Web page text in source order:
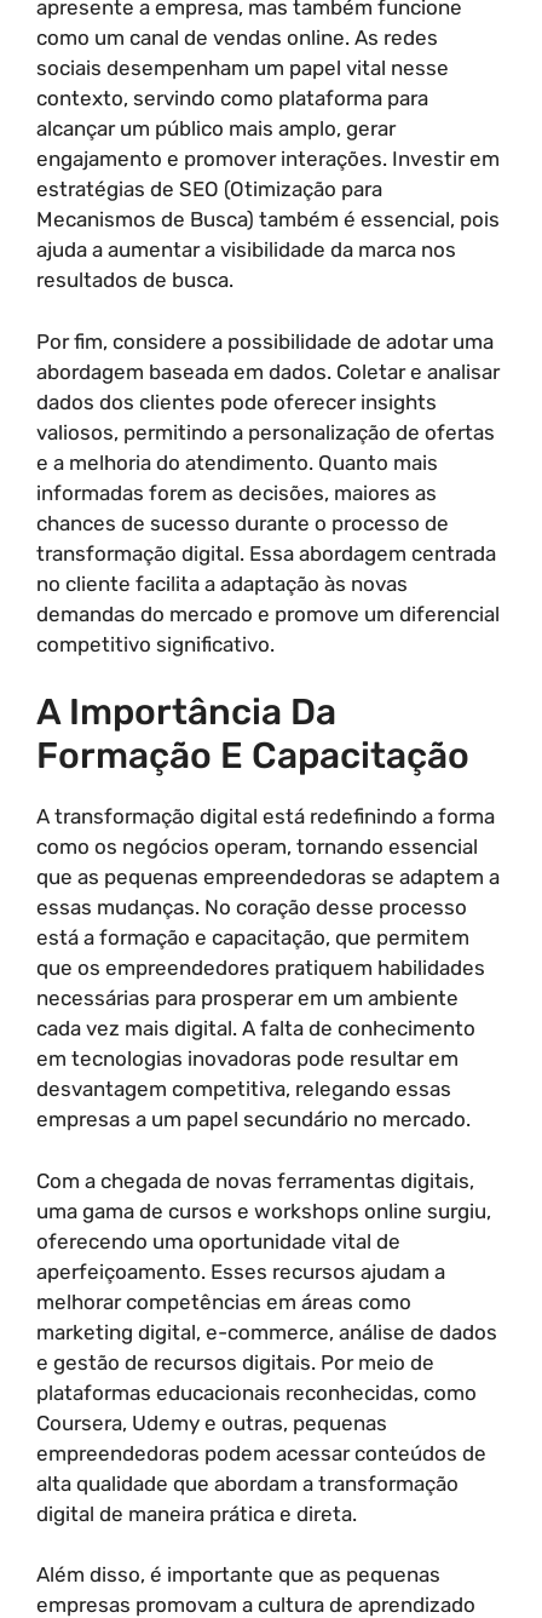
apresente a empresa, mas também funcione
como um canal de vendas online. As redes
sociais desempenham um papel vital nesse
contexto, servindo como plataforma para
alcançar um público mais amplo, gerar
engajamento e promover interações. Investir em
estratégias de SEO (Otimização para
Mecanismos de Busca) também é essencial, pois
ajuda a aumentar a visibilidade da marca nos
resultados de busca.
Por fim, considere a possibilidade de adotar uma
abordagem baseada em dados. Coletar e analisar
dados dos clientes pode oferecer insights
valiosos, permitindo a personalização de ofertas
e a melhoria do atendimento. Quanto mais
informadas forem as decisões, maiores as
chances de sucesso durante o processo de
transformação digital. Essa abordagem centrada
no cliente facilita a adaptação às novas
demandas do mercado e promove um diferencial
competitivo significativo.
A Importância Da
Formação E Capacitação
A transformação digital está redefinindo a forma
como os negócios operam, tornando essencial
que as pequenas empreendedoras se adaptem a
essas mudanças. No coração desse processo
está a formação e capacitação, que permitem
que os empreendedores pratiquem habilidades
necessárias para prosperar em um ambiente
cada vez mais digital. A falta de conhecimento
em tecnologias inovadoras pode resultar em
desvantagem competitiva, relegando essas
empresas a um papel secundário no mercado.
Com a chegada de novas ferramentas digitais,
uma gama de cursos e workshops online surgiu,
oferecendo uma oportunidade vital de
aperfeiçoamento. Esses recursos ajudam a
melhorar competências em áreas como
marketing digital, e-commerce, análise de dados
e gestão de recursos digitais. Por meio de
plataformas educacionais reconhecidas, como
Coursera, Udemy e outras, pequenas
empreendedoras podem acessar conteúdos de
alta qualidade que abordam a transformação
digital de maneira prática e direta.
Além disso, é importante que as pequenas
empresas promovam a cultura de aprendizado